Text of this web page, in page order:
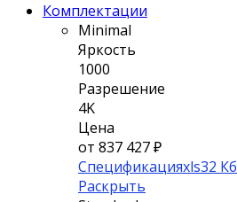
Комплектации
Minimal
Яркость
1000
Разрешение
4K
Цена
от 837 427 ₽
Спецификацияxls32 Кб
Раскрыть